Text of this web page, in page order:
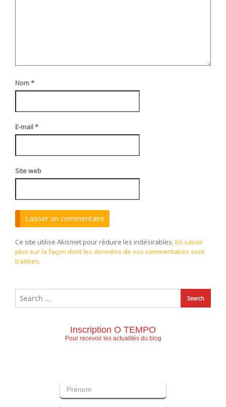
Nom*
E-mail*
Site web
Ce site utilise Akismet pour réduire les indésirables. En savoir
plus sur la façon dont les données de vos commentaires sont
traitées.
Inscription O TEMPO
Pour recevoir les actualités du blog